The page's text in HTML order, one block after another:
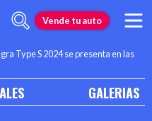
Vende tu auto
Type S 2024 se presenta en las
GALERIAS